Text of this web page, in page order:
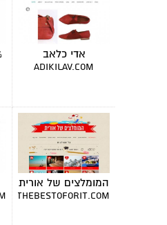
אדי כלאב
adikilav.com
המומלצים של אורית
thebestoforit.com